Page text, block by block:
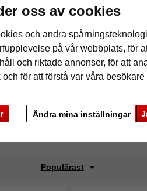
oss av cookies
och andra
på vår webbplats, för
och riktade annonser, för att
för att förstå var våra besökare
Ändra mina inställningar
Profilbredd
Populärast